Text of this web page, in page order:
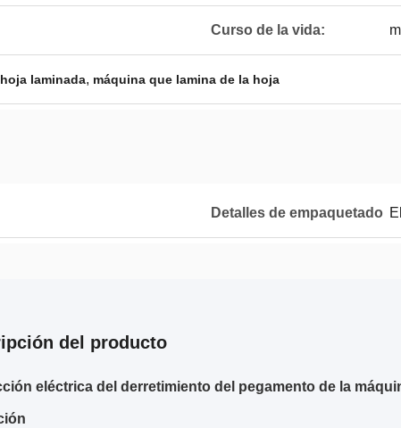
Curso de la vida:
laminada, máquina que lamina de la hoja
Detalles de empaquetado
del producto
eléctrica del derretimiento del pegamento de la